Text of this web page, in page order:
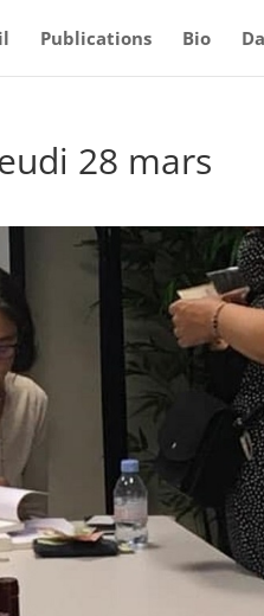
Publications Bio
28 mars